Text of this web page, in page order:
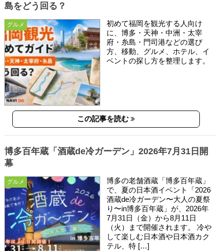
グルメ
島をどう回る？
初めて福岡を観光する人向け
に、博多・天神・中洲・太宰
府・糸島・門司港などの選び
方、移動、グルメ、ホテル、イ
ベントの探し方を整理します。
この記事を読む
グルメ
博多百年蔵「酒蔵de冷ガーデン」2026年7月31日開
幕
博多の老舗酒蔵「博多百年蔵」
で、夏の日本酒イベント「2026
酒蔵de冷ガーデン〜大人の夏祭
り〜in博多百年蔵」が、2026年
7月31日（金）から8月11日
（火）まで開催されます。 冷や
して楽しむ日本酒や日本酒カク
テル、特 […]